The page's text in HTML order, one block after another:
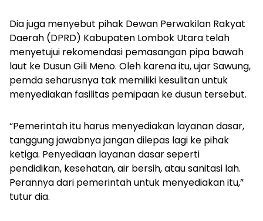
Dia juga menyebut pihak Dewan Perwakilan Rakyat
Daerah (DPRD) Kabupaten Lombok Utara telah
menyetujui rekomendasi pemasangan pipa bawah
laut ke Dusun Gili Meno. Oleh karena itu, ujar Sawung,
pemda seharusnya tak memiliki kesulitan untuk
menyediakan fasilitas pemipaan ke dusun tersebut.
“Pemerintah itu harus menyediakan layanan dasar,
tanggung jawabnya jangan dilepas lagi ke pihak
ketiga. Penyediaan layanan dasar seperti
pendidikan, kesehatan, air bersih, atau sanitasi lah.
Perannya dari pemerintah untuk menyediakan itu,”
tutur dia.